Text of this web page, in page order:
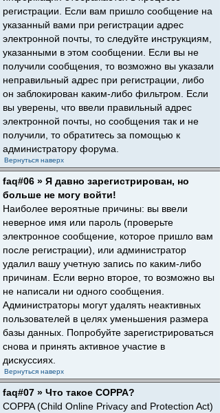
регистрации. Если вам пришло сообщение на
указанный вами при регистрации адрес
электронной почты, то следуйте инструкциям,
указанными в этом сообщении. Если вы не
получили сообщения, то возможно вы указали
неправильный адрес при регистрации, либо
он заблокирован каким-либо фильтром. Если
вы уверены, что ввели правильный адрес
электронной почты, но сообщения так и не
получили, то обратитесь за помощью к
администратору форума.
Вернуться наверх
faq#06 » Я давно зарегистрирован, но
больше не могу войти!
Наиболее вероятные причины: вы ввели
неверное имя или пароль (проверьте
электронное сообщение, которое пришло вам
после регистрации), или администратор
удалил вашу учетную запись по каким-либо
причинам. Если верно второе, то возможно вы
не написали ни одного сообщения.
Администраторы могут удалять неактивных
пользователей в целях уменьшения размера
базы данных. Попробуйте зарегистрироваться
снова и принять активное участие в
дискуссиях.
Вернуться наверх
faq#07 » Что такое COPPA?
COPPA (Child Online Privacy and Protection Act)